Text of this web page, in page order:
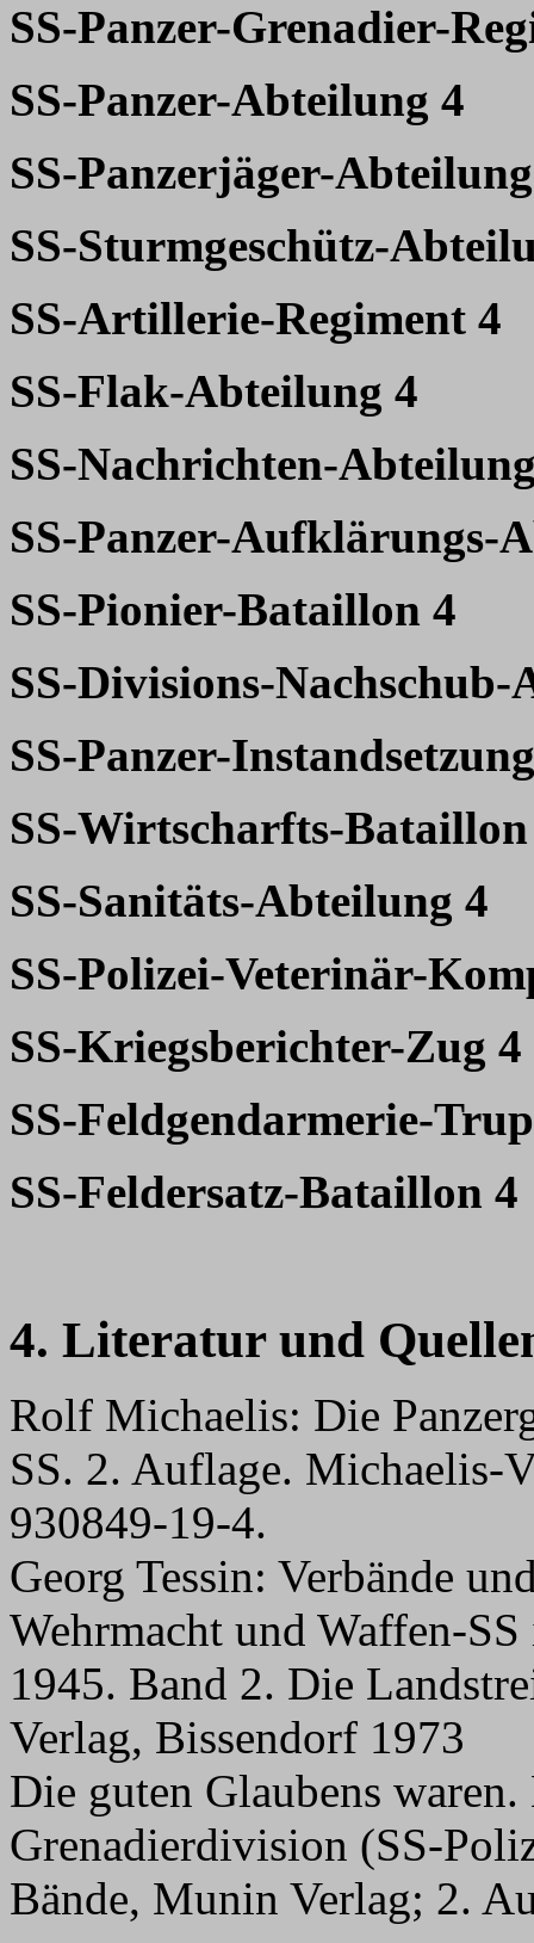
SS-Panzer-Grenadier-
SS-Panzer-Abteilung 4
SS-Panzerjäger-
SS-Sturmgeschütz-
SS-Artillerie-Regiment 4
SS-Flak-Abteilung 4
SS-Nachrichten-
SS-Panzer-Aufklärungs-
SS-Pionier-Bataillon 4
SS-Divisions-
SS-Panzer-
SS-Wirtscharfts-
SS-Sanitäts-Abteilung 4
SS-Polizei-Veterinär-
SS-Kriegsberichter-Zug 4
SS-Feldgendarmerie-
SS-Feldersatz-Bataillon 4
4. Literatur und
Rolf Michaelis: Die
SS. 2. Auflage. Michaelis-
930849-19-4.
Georg Tessin: Verbände
Wehrmacht und Waffen-
1945. Band 2. Die
Verlag, Bissendorf 1973
Die guten Glaubens
Grenadierdivision (SS-
Bände, Munin Verlag; 2.